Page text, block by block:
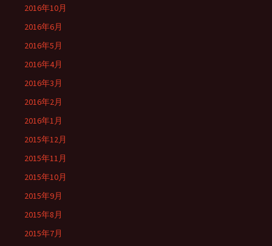
2016年10月
2016年6月
2016年5月
2016年4月
2016年3月
2016年2月
2016年1月
2015年12月
2015年11月
2015年10月
2015年9月
2015年8月
2015年7月